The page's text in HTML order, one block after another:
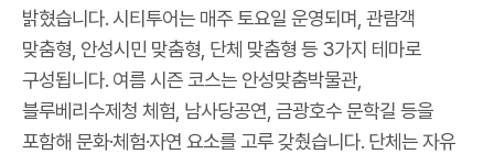
밝혔습니다. 시티투어는 매주 토요일 운영되며, 관람객
맞춤형, 안성시민 맞춤형, 단체 맞춤형 등 3가지 테마로
구성됩니다. 여름 시즌 코스는 안성맞춤박물관,
블루베리수제청 체험, 남사당공연, 금광호수 문학길 등을
포함해 문화·체험·자연 요소를 고루 갖췄습니다. 단체는 자유